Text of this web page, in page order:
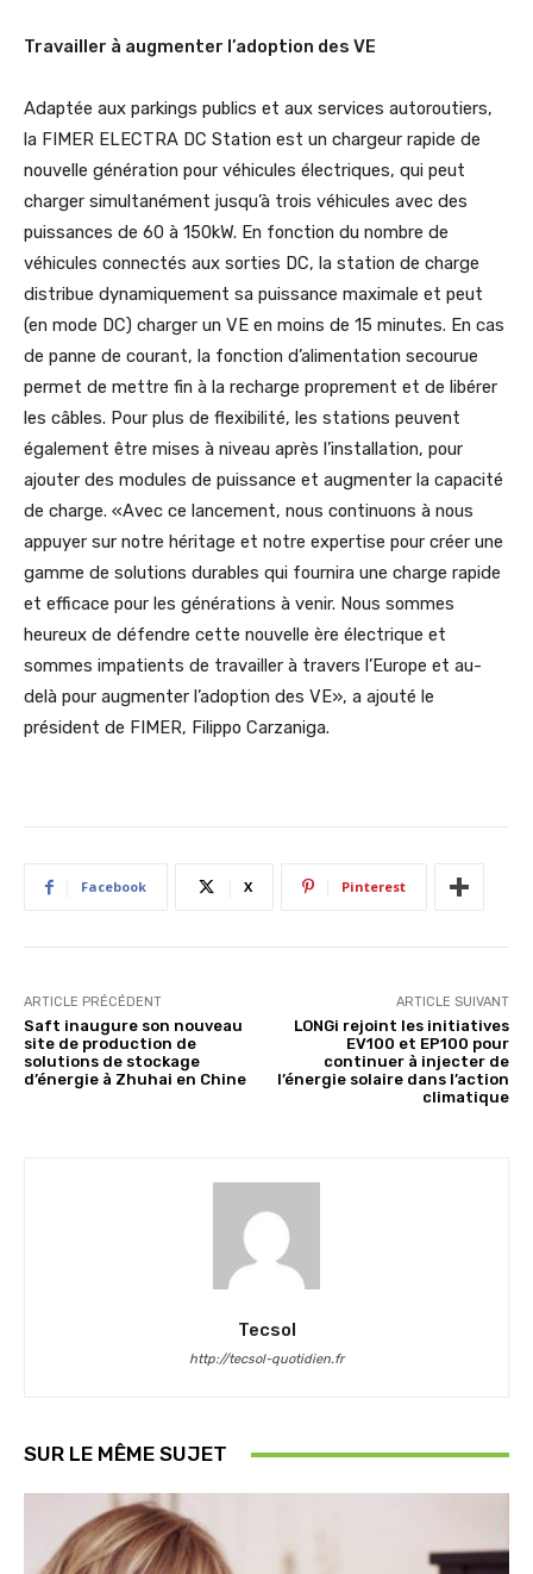
Travailler à augmenter l’adoption des VE
Adaptée aux parkings publics et aux services autoroutiers,
la FIMER ELECTRA DC Station est un chargeur rapide de
nouvelle génération pour véhicules électriques, qui peut
charger simultanément jusqu’à trois véhicules avec des
puissances de 60 à 150kW. En fonction du nombre de
véhicules connectés aux sorties DC, la station de charge
distribue dynamiquement sa puissance maximale et peut
(en mode DC) charger un VE en moins de 15 minutes. En cas
de panne de courant, la fonction d’alimentation secourue
permet de mettre fin à la recharge proprement et de libérer
les câbles. Pour plus de flexibilité, les stations peuvent
également être mises à niveau après l’installation, pour
ajouter des modules de puissance et augmenter la capacité
de charge. «Avec ce lancement, nous continuons à nous
appuyer sur notre héritage et notre expertise pour créer une
gamme de solutions durables qui fournira une charge rapide
et efficace pour les générations à venir. Nous sommes
heureux de défendre cette nouvelle ère électrique et
sommes impatients de travailler à travers l’Europe et au-
delà pour augmenter l’adoption des VE», a ajouté le
président de FIMER, Filippo Carzaniga.
Facebook X Pinterest
ARTICLE PRÉCÉDENT
Saft inaugure son nouveau
site de production de
solutions de stockage
d’énergie à Zhuhai en Chine
ARTICLE SUIVANT
LONGi rejoint les initiatives
EV100 et EP100 pour
continuer à injecter de
l’énergie solaire dans l’action
climatique
Tecsol
http://tecsol-quotidien.fr
SUR LE MÊME SUJET